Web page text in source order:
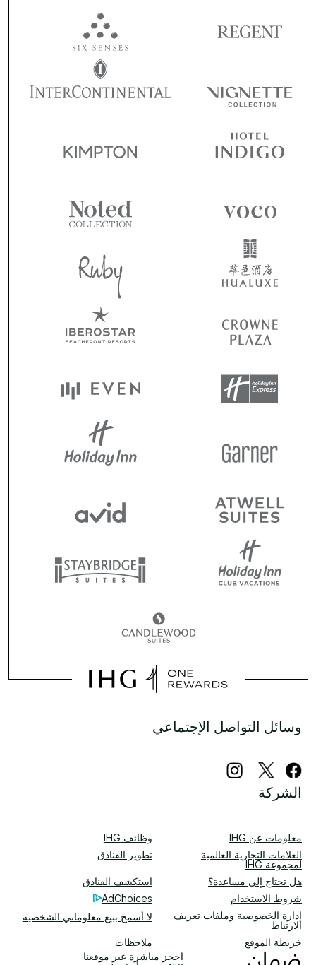
وسائل التواصل الإجتماعي
الشركة
معلومات عن IHG
وظائف IHG
العلامات التجارية العالمية
لمجموعة IHG
تطوير الفنادق
هل تحتاج إلى مساعدة؟
استكشف الفنادق
شروط الاستخدام
AdChoices
إدارة الخصوصية وملفات تعريف
الارتباط
لا أسمح ببيع معلوماتي الشخصية
خريطة الموقع
ملاحظات
احجز مباشرة عبر موقعنا